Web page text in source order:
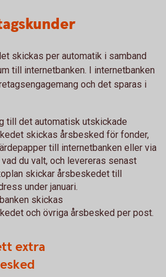
skickas per automatik i samband
till internetbanken. I internetbanken
och det sparas i
till det automatisk utskickade
skickas årsbesked för fonder,
till internetbanken eller via
du valt, och levereras senast
skickar årsbeskedet till
under januari.
skickas
och övriga årsbesked per post.
extra